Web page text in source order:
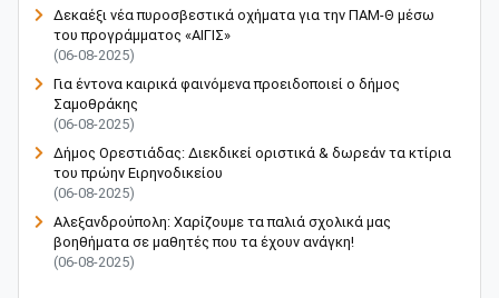
Δεκαέξι νέα πυροσβεστικά οχήματα για την ΠΑΜ-Θ μέσω
του προγράμματος «ΑΙΓΙΣ»
(06-08-2025)
Για έντονα καιρικά φαινόμενα προειδοποιεί ο δήμος
Σαμοθράκης
(06-08-2025)
Δήμος Ορεστιάδας: Διεκδικεί οριστικά & δωρεάν τα κτίρια
του πρώην Ειρηνοδικείου
(06-08-2025)
Αλεξανδρούπολη: Χαρίζουμε τα παλιά σχολικά μας
βοηθήματα σε μαθητές που τα έχουν ανάγκη!
(06-08-2025)